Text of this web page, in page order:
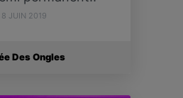
8 JUIN 2019
Des Ongles